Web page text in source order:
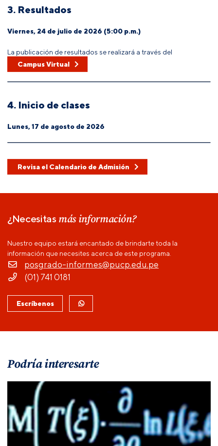
3. Resultados
Viernes, 24 de julio de 2026 (5:00 p.m.)
La publicación de resultados se realizará a través del
Campus Virtual
4. Inicio de clases
Lunes, 17 de agosto de 2026
Revisa el Calendario de Admisión
¿Necesitas más información?
Nuestro equipo estará encantado de brindarte toda la
información que necesites acerca de este programa.
posgrado-informes@pucp.edu.pe
(01) 741 0181
Escríbenos
Podría interesarte